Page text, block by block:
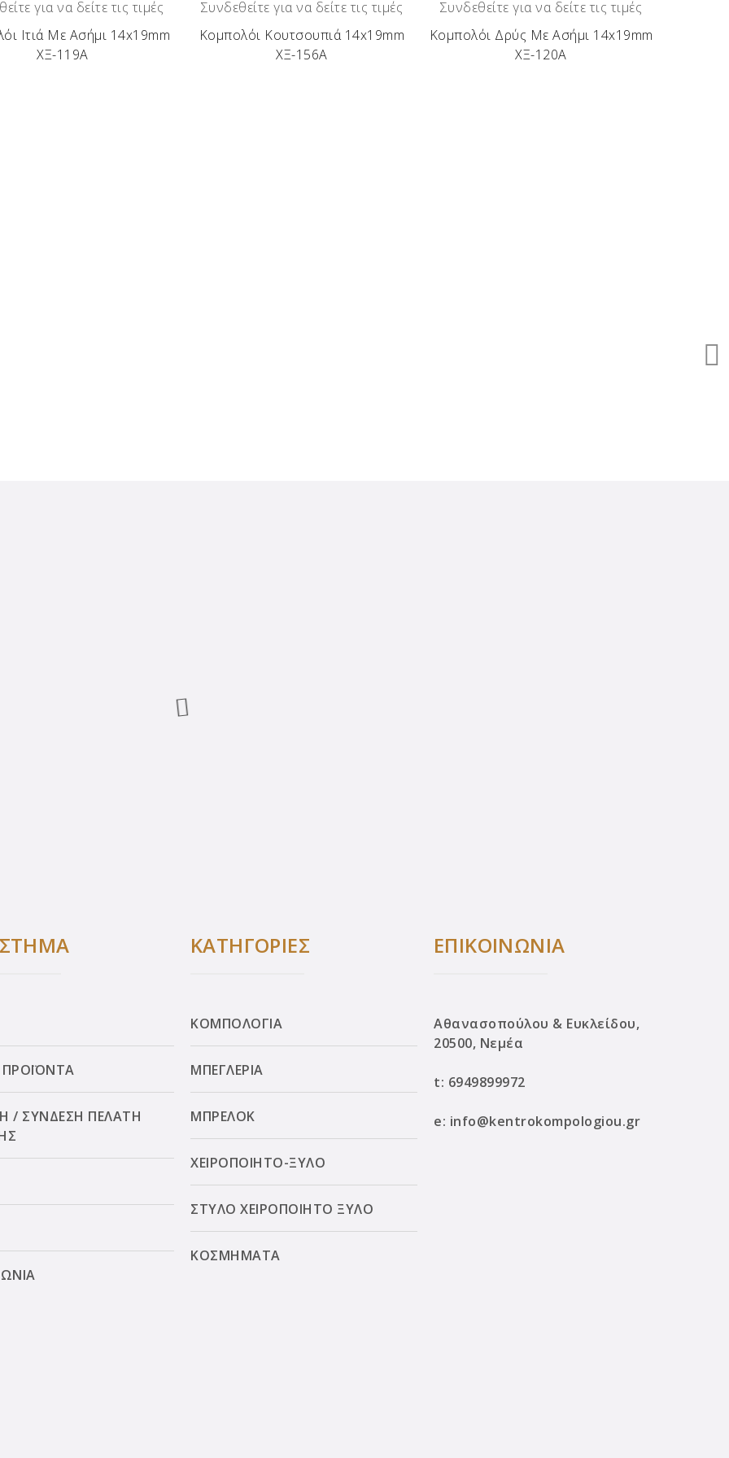
για να δείτε τις τιμές
Ιτιά Με Ασήμι 14x19mm
ΧΞ-119Α
Συνδεθείτε για να δείτε τις τιμές
Κομπολόι Κουτσουπιά 14x19mm
ΧΞ-156Α
Συνδεθείτε για να δείτε τις τιμές
Κομπολόι Δρύς Με Ασήμι 14x19mm
ΧΞ-120Α
/ ΣΥΝΔΕΣΗ ΠΕΛΑΤΗ
ΚΑΤΗΓΟΡΙΕΣ
ΚΟΜΠΟΛΟΓΙΑ
ΜΠΕΓΛΕΡΙΑ
ΜΠΡΕΛΟΚ
ΧΕΙΡΟΠΟΙΗΤΟ-ΞΥΛΟ
ΣΤΥΛΟ ΧΕΙΡΟΠΟΙΗΤΟ ΞΥΛΟ
ΚΟΣΜΗΜΑΤΑ
ΕΠΙΚΟΙΝΩΝΙΑ
Αθανασοπούλου & Ευκλείδου,
20500, Νεμέα
t: 6949899972
e: info@kentrokompologiou.gr